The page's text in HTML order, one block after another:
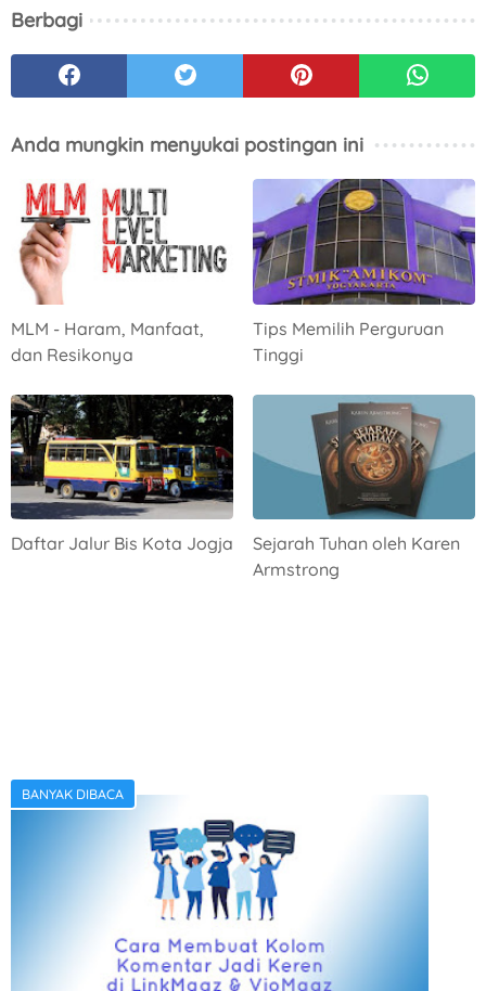
Berbagi
Anda mungkin menyukai postingan ini
MLM - Haram, Manfaat,
dan Resikonya
Tips Memilih Perguruan
Tinggi
Daftar Jalur Bis Kota Jogja
Sejarah Tuhan oleh Karen
Armstrong
BANYAK DIBACA